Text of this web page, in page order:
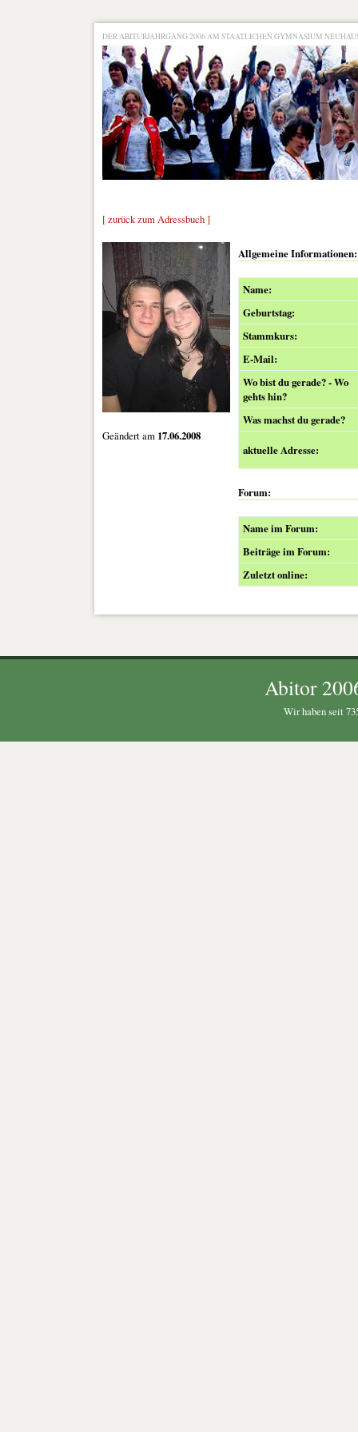
DER ABITURJAHRGANG 2006 AM STAATLICHEN GYMNASIUM
[ zurück zum Adressbuch ]
Geändert am 17.06.2008
Allgemeine Informationen:
Name:
Geburtstag:
Stammkurs:
E-Mail:
Wo bist du gerade? - Wo
gehts hin?
Was machst du gerade?
aktuelle Adresse:
Forum:
Name im Forum:
Beiträge im Forum:
Zuletzt online:
Abitor
Wir haben seit